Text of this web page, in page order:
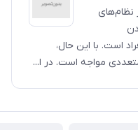
نظام‌های
است. با این حال،
مواجه است. در ا...